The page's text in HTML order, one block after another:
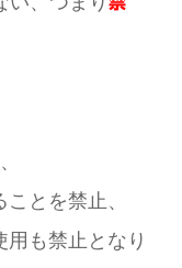
とを禁止、
も禁止となり